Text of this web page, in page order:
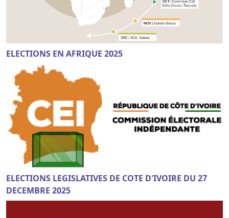
ELECTIONS EN AFRIQUE 2025
ELECTIONS LEGISLATIVES DE COTE D'IVOIRE DU 27
DECEMBRE 2025